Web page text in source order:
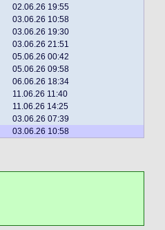
02.06.26 19:55
03.06.26 10:58
03.06.26 19:30
03.06.26 21:51
05.06.26 00:42
05.06.26 09:58
06.06.26 18:34
11.06.26 11:40
11.06.26 14:25
03.06.26 07:39
03.06.26 10:58